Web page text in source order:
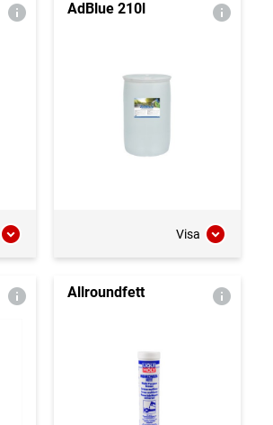
AdBlue 210l
Visa
Allroundfett